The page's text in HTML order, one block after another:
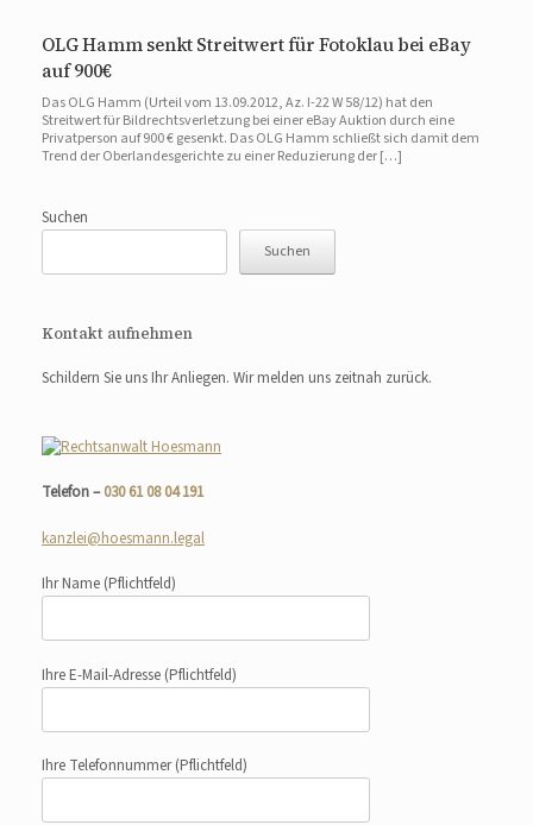
OLG Hamm senkt Streitwert für Fotoklau bei eBay
auf 900€
Das OLG Hamm (Urteil vom 13.09.2012, Az. I-22 W 58/12) hat den
Streitwert für Bildrechtsverletzung bei einer eBay Auktion durch eine
Privatperson auf 900 € gesenkt. Das OLG Hamm schließt sich damit dem
Trend der Oberlandesgerichte zu einer Reduzierung der […]
Suchen
Suchen
Kontakt aufnehmen
Schildern Sie uns Ihr Anliegen. Wir melden uns zeitnah zurück.
Telefon –030 61 08 04 191
kanzlei@hoesmann.legal
Ihr Name (Pflichtfeld)
Ihre E-Mail-Adresse (Pflichtfeld)
Ihre Telefonnummer(Pflichtfeld)